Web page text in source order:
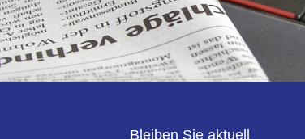
Bleiben Sie aktuell